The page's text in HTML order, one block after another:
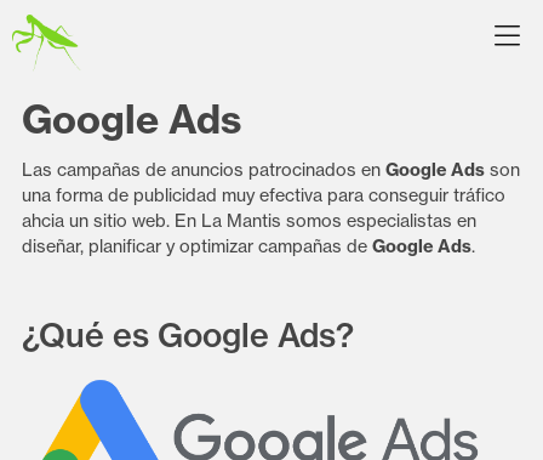
Google Ads
Las campañas de anuncios patrocinados en Google Ads son
una forma de publicidad muy efectiva para conseguir tráfico
ahcia un sitio web. En La Mantis somos especialistas en
diseñar, planificar y optimizar campañas de Google Ads.
¿Qué es Google Ads?